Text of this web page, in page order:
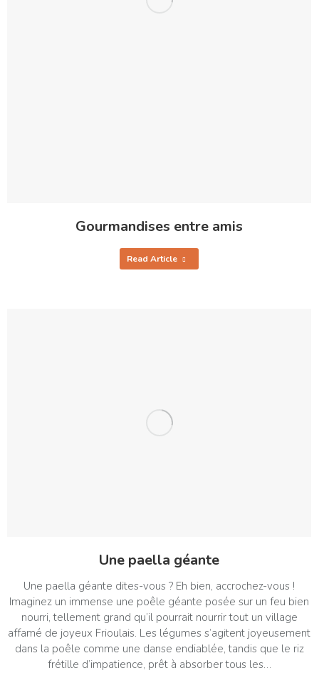
Gourmandises entre amis
Read Article
Une paella géante
Une paella géante dites-vous ? Eh bien, accrochez-vous !
Imaginez un immense une poêle géante posée sur un feu bien
nourri, tellement grand qu’il pourrait nourrir tout un village
affamé de joyeux Frioulais. Les légumes s’agitent joyeusement
dans la poêle comme une danse endiablée, tandis que le riz
frétille d’impatience, prêt à absorber tous les…